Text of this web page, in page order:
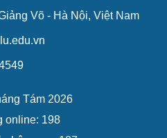
Võ - Hà Nội, Việt Nam
Tám 2026
online: 198